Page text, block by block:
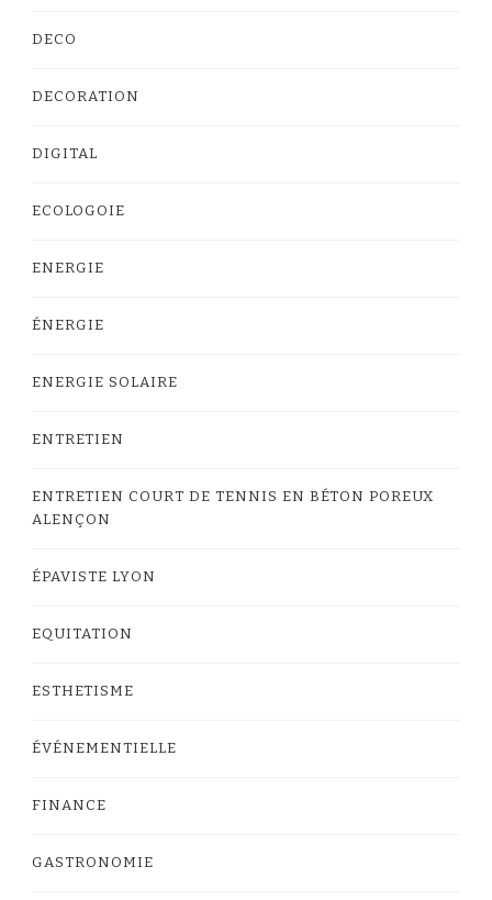
DECO
DECORATION
DIGITAL
ECOLOGOIE
ENERGIE
ÉNERGIE
ENERGIE SOLAIRE
ENTRETIEN
ENTRETIEN COURT DE TENNIS EN BÉTON POREUX
ALENÇON
ÉPAVISTE LYON
EQUITATION
ESTHETISME
ÉVÉNEMENTIELLE
FINANCE
GASTRONOMIE